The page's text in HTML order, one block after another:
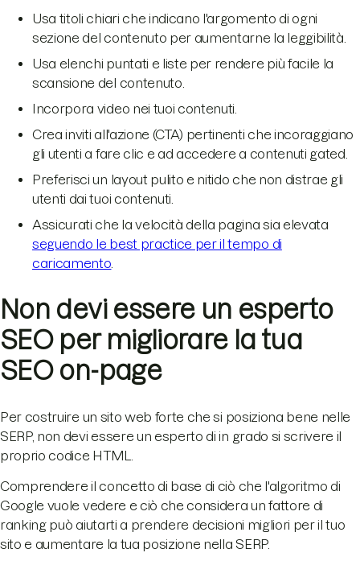
Usa titoli chiari che indicano l'argomento di ogni
sezione del contenuto per aumentarne la leggibilità.
Usa elenchi puntati e liste per rendere più facile la
scansione del contenuto.
Incorpora video nei tuoi contenuti.
Crea inviti all'azione (CTA) pertinenti che incoraggiano
gli utenti a fare clic e ad accedere a contenuti gated.
Preferisci un layout pulito e nitido che non distrae gli
utenti dai tuoi contenuti.
Assicurati che la velocità della pagina sia elevata
seguendo le best practice per il tempo di
caricamento
Non devi essere un esperto
SEO per migliorare la tua
SEO on-page
Per costruire un sito web forte che si posiziona bene nelle
SERP, non devi essere un esperto di in grado si scrivere il
proprio codice HTML.
Comprendere il concetto di base di ciò che l'algoritmo di
Google vuole vedere e ciò che considera un fattore di
ranking può aiutarti a prendere decisioni migliori per il tuo
sito e aumentare la tua posizione nella SERP.